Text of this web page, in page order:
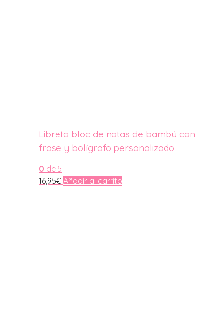
Libreta bloc de notas de bambú con
frase y bolígrafo personalizado
0 de 5
16,95€ Añadir al carrito